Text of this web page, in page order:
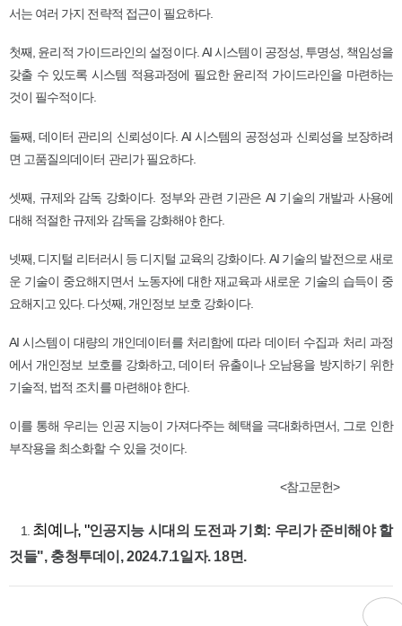
서는 여러 가지 전략적 접근이 필요하다.
첫째, 윤리적 가이드라인의 설정이다. AI 시스템이 공정성, 투명성, 책임성을
갖출 수 있도록 시스템 적용과정에 필요한 윤리적 가이드라인을 마련하는
것이 필수적이다.
둘째, 데이터 관리의 신뢰성이다. AI 시스템의 공정성과 신뢰성을 보장하려
면 고품질의데이터 관리가 필요하다.
셋째, 규제와 감독 강화이다. 정부와 관련 기관은 AI 기술의 개발과 사용에
대해 적절한 규제와 감독을 강화해야 한다.
넷째, 디지털 리터러시 등 디지털 교육의 강화이다. AI 기술의 발전으로 새로
운 기술이 중요해지면서 노동자에 대한 재교육과 새로운 기술의 습득이 중
요해지고 있다. 다섯째, 개인정보 보호 강화이다.
AI 시스템이 대량의 개인데이터를 처리함에 따라 데이터 수집과 처리 과정
에서 개인정보 보호를 강화하고, 데이터 유출이나 오남용을 방지하기 위한
기술적, 법적 조치를 마련해야 한다.
이를 통해 우리는 인공 지능이 가져다주는 혜택을 극대화하면서, 그로 인한
부작용을 최소화할 수 있을 것이다.
<참고문헌>
1. 최예나, "인공지능 시대의 도전과 기회: 우리가 준비해야 할
것들", 충청투데이, 2024.7.1일자. 18면.